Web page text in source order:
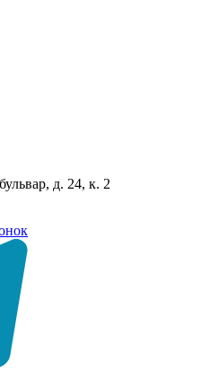
д. 24, к. 2